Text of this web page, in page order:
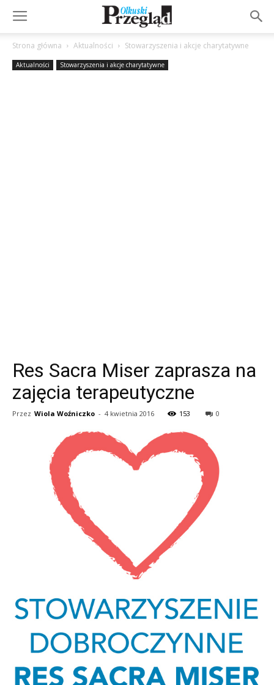
Strona główna Aktualności Stowarzyszenia i akcje charytatywne
Aktualności Stowarzyszenia i akcje charytatywne
Res Sacra Miser zaprasza na
zajęcia terapeutyczne
Przez Wiola Woźniczko - 4 kwietnia 2016 153 0